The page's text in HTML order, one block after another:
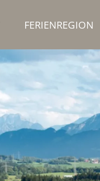
FERIENREGION